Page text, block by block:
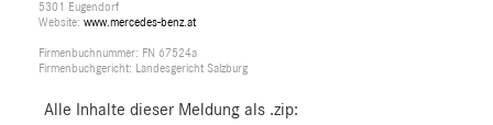
5301 Eugendorf
Website: www.mercedes-benz.at
Firmenbuchnummer: FN 67524a
Firmenbuchgericht: Landesgericht Salzburg
Alle Inhalte dieser Meldung als .zip: